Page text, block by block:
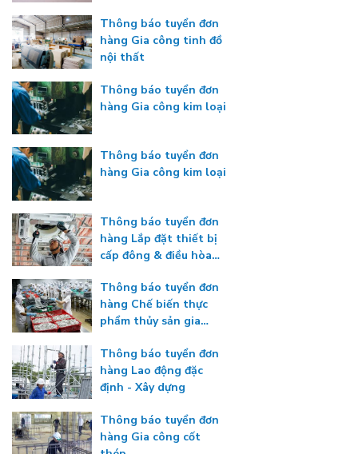
Thông báo tuyển đơn
hàng Gia công tinh đồ
nội thất
Thông báo tuyển đơn
hàng Gia công kim loại
Thông báo tuyển đơn
hàng Gia công kim loại
Thông báo tuyển đơn
hàng Lắp đặt thiết bị
cấp đông & điều hòa
Thông báo tuyển đơn
hàng Chế biến thực
phẩm thủy sản gia
Thông báo tuyển đơn
hàng Lao động đặc
định - Xây dựng
Thông báo tuyển đơn
hàng Gia công cốt